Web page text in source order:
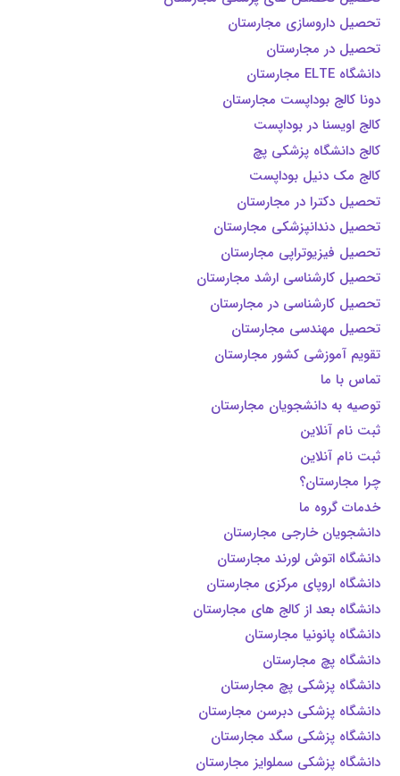
تحصیل داروسازی مجارستان
تحصیل در مجارستان
دانشگاه ELTE مجارستان
دونا کالج بوداپست مجارستان
کالج اویسنا در بوداپست
کالج دانشگاه پزشکی پچ
کالج مک دنیل بوداپست
تحصیل دکترا در مجارستان
تحصیل دندانپزشکی مجارستان
تحصیل فیزیوتراپی مجارستان
تحصیل کارشناسی ارشد مجارستان
تحصیل کارشناسی در مجارستان
تحصیل مهندسی مجارستان
تقویم آموزشی کشور مجارستان
تماس با ما
توصیه به دانشجویان مجارستان
ثبت نام آنلاین
ثبت نام آنلاین
چرا مجارستان؟
خدمات گروه ما
دانشجویان خارجی مجارستان
دانشگاه اتوش لورند مجارستان
دانشگاه اروپای مرکزی مجارستان
دانشگاه بعد از کالج های مجارستان
دانشگاه پانونیا مجارستان
دانشگاه پچ مجارستان
دانشگاه پزشکی پچ مجارستان
دانشگاه پزشکی دبرسن مجارستان
دانشگاه پزشکی سگد مجارستان
دانشگاه پزشکی سملوایز مجارستان